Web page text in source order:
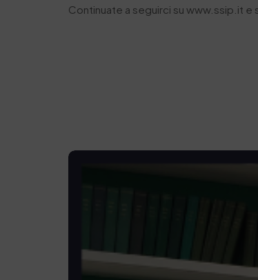
Continuate a seguirci su www.ssip.it e